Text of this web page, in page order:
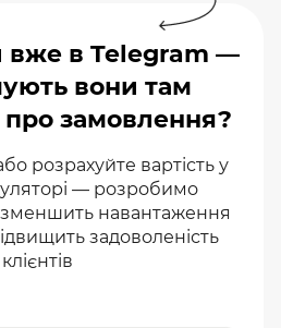
вже в Telegram —
вони там
замовлення?
розрахуйте вартість у
— розробимо
навантаження
задоволеність
клієнтів